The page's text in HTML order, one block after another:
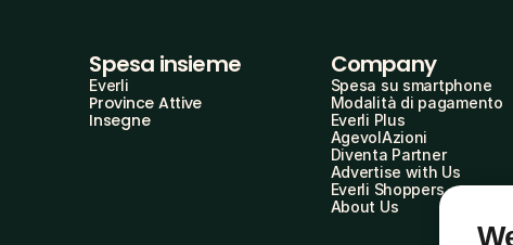
Spesa insieme
Everli
Province Attive
Insegne
Company
Spesa su smartphone
Modalità di pagamento
Everli Plus
AgevolAzioni
Diventa Partner
Advertise with Us
Everli Shoppers
About Us